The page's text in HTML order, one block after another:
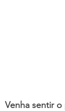
Venha sentir